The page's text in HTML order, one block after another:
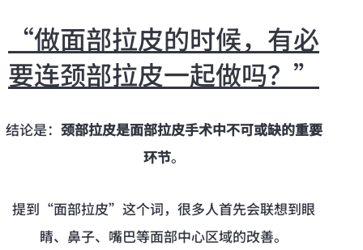
“做面部拉皮的时候，有必
要连颈部拉皮一起做吗？”
结论是： 颈部拉皮是面部拉皮手术中不可或缺的重要
环节。
提到“面部拉皮”这个词，很多人首先会联想到眼
睛、鼻子、嘴巴等面部中心区域的改善。